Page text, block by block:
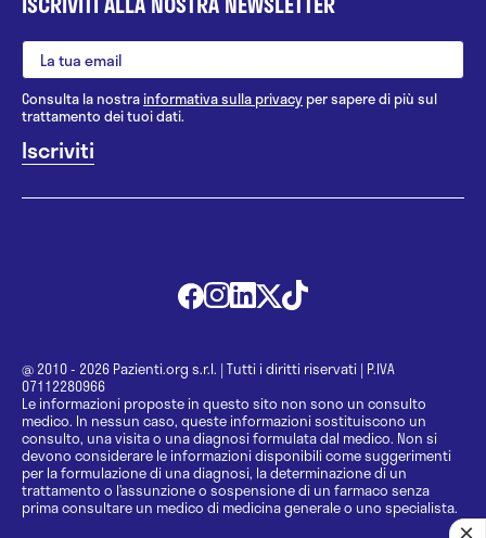
Consulta la nostrainformativa sulla privacy per sapere di più sul
trattamento dei tuoi dati.
@ 2010 - 2026 Pazienti.org s.r.l. | Tutti i diritti riservati | P.IVA
07112280966
Le informazioni proposte in questo sito non sono un consulto
medico. In nessun caso, queste informazioni sostituiscono un
consulto, una visita o una diagnosi formulata dal medico. Non si
devono considerare le informazioni disponibili come suggerimenti
per la formulazione di una diagnosi, la determinazione di un
trattamento o l’assunzione o sospensione di un farmaco senza
prima consultare un medico di medicina generale o uno specialista.